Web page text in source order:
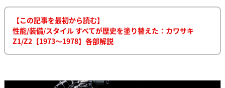
【この記事を最初から読む】
性能/装備/スタイル すべてが歴史を塗り替えた：カワサキ
Z1/Z2【1973～1978】各部解説